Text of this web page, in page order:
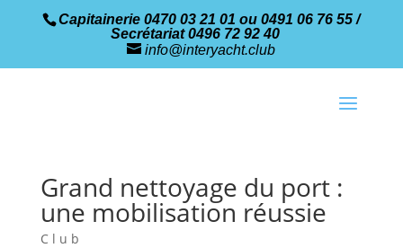
Capitainerie 0470 03 21 01 ou 0491 06 76 55 /
Secrétariat 0496 72 92 40
info@interyacht.club
Grand nettoyage du port :
une mobilisation réussie
Club